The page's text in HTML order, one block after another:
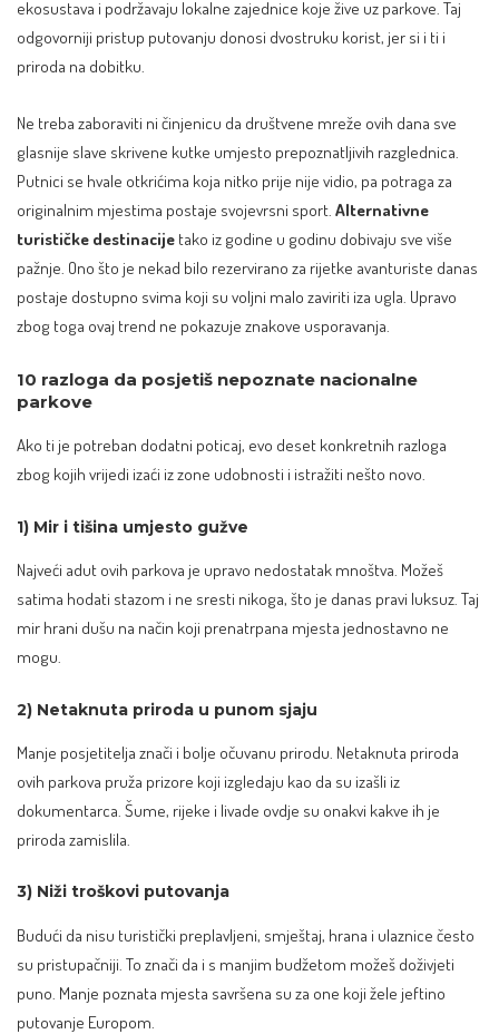
ekosustava i podržavaju lokalne zajednice koje žive uz parkove. Taj
odgovorniji pristup putovanju donosi dvostruku korist, jer si i ti i
priroda na dobitku.
Ne treba zaboraviti ni činjenicu da društvene mreže ovih dana sve
glasnije slave skrivene kutke umjesto prepoznatljivih razglednica.
Putnici se hvale otkrićima koja nitko prije nije vidio, pa potraga za
originalnim mjestima postaje svojevrsni sport. Alternativne
turističke destinacije tako iz godine u godinu dobivaju sve više
pažnje. Ono što je nekad bilo rezervirano za rijetke avanturiste danas
postaje dostupno svima koji su voljni malo zaviriti iza ugla. Upravo
zbog toga ovaj trend ne pokazuje znakove usporavanja.
10 razloga da posjetiš nepoznate nacionalne
parkove
Ako ti je potreban dodatni poticaj, evo deset konkretnih razloga
zbog kojih vrijedi izaći iz zone udobnosti i istražiti nešto novo.
1) Mir i tišina umjesto gužve
Najveći adut ovih parkova je upravo nedostatak mnoštva. Možeš
satima hodati stazom i ne sresti nikoga, što je danas pravi luksuz. Taj
mir hrani dušu na način koji prenatrpana mjesta jednostavno ne
mogu.
2) Netaknuta priroda u punom sjaju
Manje posjetitelja znači i bolje očuvanu prirodu. Netaknuta priroda
ovih parkova pruža prizore koji izgledaju kao da su izašli iz
dokumentarca. Šume, rijeke i livade ovdje su onakvi kakve ih je
priroda zamislila.
3) Niži troškovi putovanja
Budući da nisu turistički preplavljeni, smještaj, hrana i ulaznice često
su pristupačniji. To znači da i s manjim budžetom možeš doživjeti
puno. Manje poznata mjesta savršena su za one koji žele jeftino
putovanje Europom.